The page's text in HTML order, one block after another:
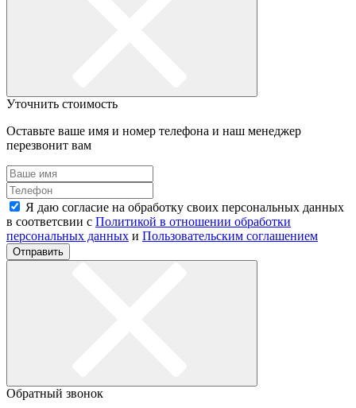
Уточнить стоимость
Оставьте ваше имя и номер телефона и наш менеджер
перезвонит вам
Я даю согласие на обработку своих персональных данных
в соответсвии с Политикой в отношении обработки
персональных данных и Пользовательским соглашением
Отправить
Обратный звонок